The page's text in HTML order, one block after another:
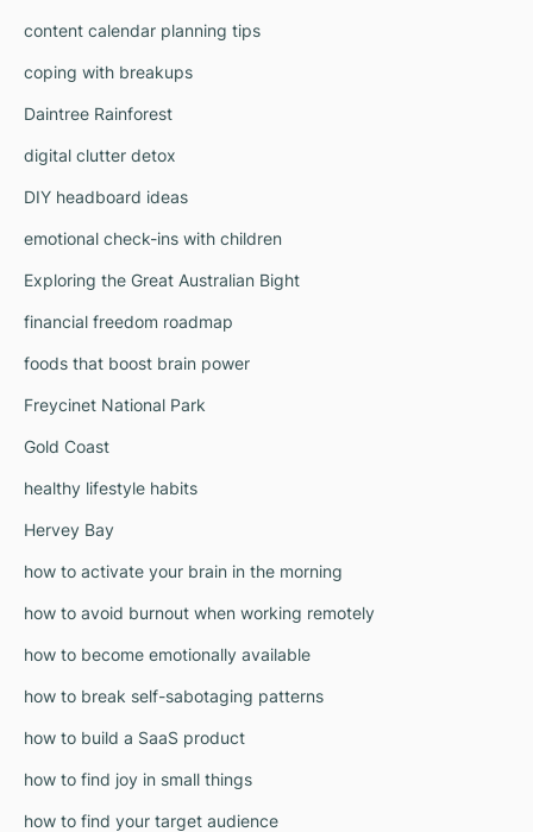
content calendar planning tips
coping with breakups
Daintree Rainforest
digital clutter detox
DIY headboard ideas
emotional check-ins with children
Exploring the Great Australian Bight
financial freedom roadmap
foods that boost brain power
Freycinet National Park
Gold Coast
healthy lifestyle habits
Hervey Bay
how to activate your brain in the morning
how to avoid burnout when working remotely
how to become emotionally available
how to break self-sabotaging patterns
how to build a SaaS product
how to find joy in small things
how to find your target audience